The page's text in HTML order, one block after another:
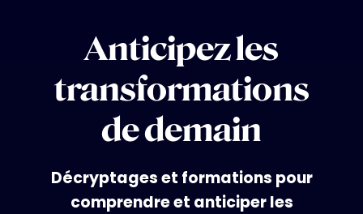
Anticipez les
transformations
de demain
Décryptages et formations pour
comprendre et anticiper les